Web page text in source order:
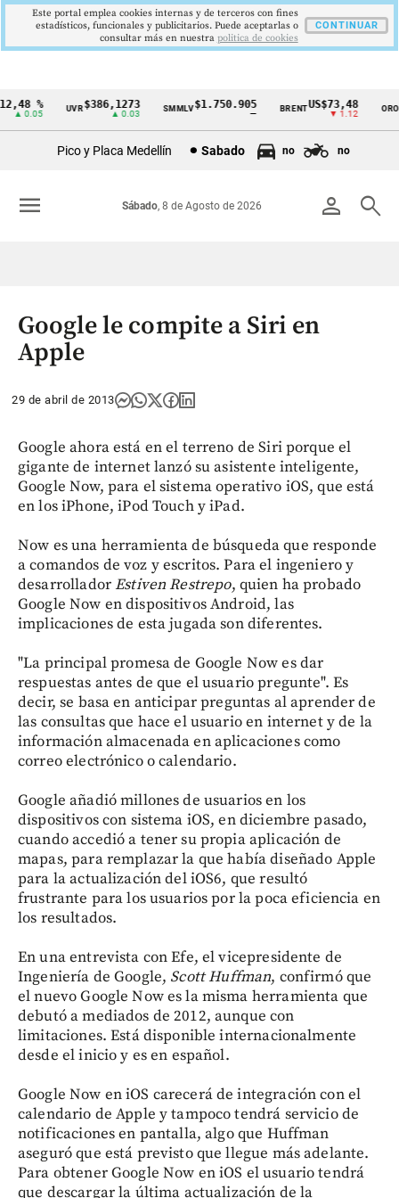
Cintillo
Colombia
%
▲ 0.05
UVR$386,1273
▲ 0.03
SMMLV$1.750.905 BRENTUS$73,48
▼ 1.12
ORO
Pico y Placa Medellín Sabado no no
person search
Sábado, 8 de Agosto de 2026
menu
Google le compite a Siri en
Apple
29 de abril de 2013
Google ahora está en el terreno de Siri porque el
gigante de internet lanzó su asistente inteligente,
Google Now, para el sistema operativo iOS, que está
en los iPhone, iPod Touch y iPad.
Now es una herramienta de búsqueda que responde
a comandos de voz y escritos. Para el ingeniero y
desarrolladorEstiven Restrepo, quien ha probado
Google Now en dispositivos Android, las
implicaciones de esta jugada son diferentes.
"La principal promesa de Google Now es dar
respuestas antes de que el usuario pregunte". Es
decir, se basa en anticipar preguntas al aprender de
las consultas que hace el usuario en internet y de la
información almacenada en aplicaciones como
correo electrónico o calendario.
Google añadió millones de usuarios en los
dispositivos con sistema iOS, en diciembre pasado,
cuando accedió a tener su propia aplicación de
mapas, para remplazar la que había diseñado Apple
para la actualización del iOS6, que resultó
frustrante para los usuarios por la poca eficiencia en
los resultados.
En una entrevista con Efe, el vicepresidente de
Ingeniería de Google, Scott Huffman, confirmó que
el nuevo Google Now es la misma herramienta que
debutó a mediados de 2012, aunque con
limitaciones. Está disponible internacionalmente
desde el inicio y es en español.
Google Now en iOS carecerá de integración con el
calendario de Apple y tampoco tendrá servicio de
notificaciones en pantalla, algo que Huffman
aseguró que está previsto que llegue más adelante.
Para obtener Google Now en iOS el usuario tendrá
que descargar la última actualización de la
Este portal emplea cookies internas y de terceros con fines
estadísticos, funcionales y publicitarios. Puede aceptarlas o
consultar más en nuestra politica de cookies
CONTINUAR